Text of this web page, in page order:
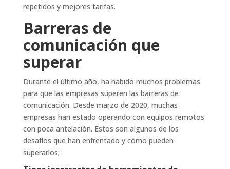
repetidos y mejores tarifas.
Barreras de
comunicación que
superar
Durante el último año, ha habido muchos problemas
para que las empresas superen las barreras de
comunicación. Desde marzo de 2020, muchas
empresas han estado operando con equipos remotos
con poca antelación. Estos son algunos de los
desafíos que han enfrentado y cómo pueden
superarlos;